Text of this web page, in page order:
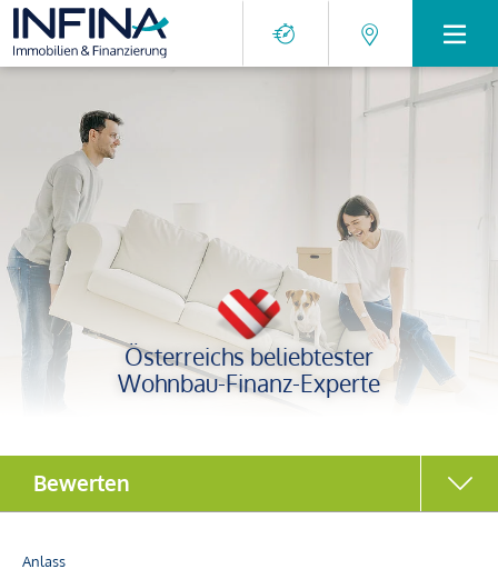
Österreichs beliebtester
Wohnbau-Finanz-Experte
Anlass
Bewerten